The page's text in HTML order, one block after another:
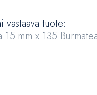
vastaava tuote:
15 mm x 135